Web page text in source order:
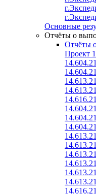
г.
г.
Основные
Отчёты о
Отчёты
Проект